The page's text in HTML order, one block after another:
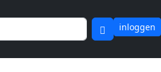
inloggen